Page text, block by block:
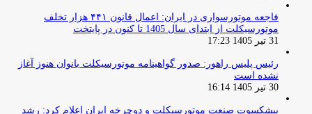
فاجعه موتورسواری در ایران: اعمال قانون ۴۴۱ هزار تخلف
موتورسیکلت از ابتدای سال 1405 تا کنون در پایتخت
31 تیر 1405 17:23
رئیس پلیس راهور: صدور گواهینامه موتورسیکلت بانوان هنوز آغاز
نشده است
30 تیر 1405 16:14
پیشکسوت صنعت موتورسیکلت و دوچرخه ایران اعلام کرد: رشد